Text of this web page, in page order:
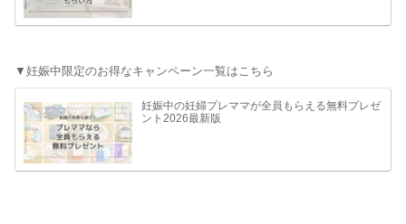
▼妊娠中限定のお得なキャンペーン一覧はこちら
妊娠中の妊婦プレママが全員もらえる無料プレゼ
ント2026最新版